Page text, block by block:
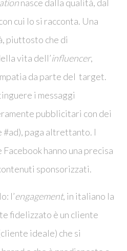
nasce dalla qualità, dal
cui lo si racconta. Una
piuttosto che di
vita dell’influencer,
da parte del target.
i messaggi
pubblicitari con dei
#ad), paga altrettanto. I
hanno una precisa
sponsorizzati.
l’engagement, in italiano la
fidelizzato è un cliente
ideale) che si